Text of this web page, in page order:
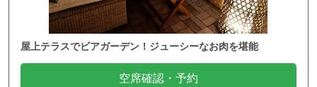
屋上テラスでビアガーデン！ジューシーなお肉を堪能
空席確認・予約